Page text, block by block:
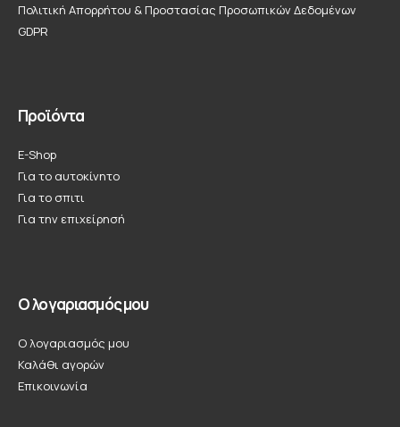
Πολιτική Απορρήτου & Προστασίας Προσωπικών Δεδομένων
GDPR
Προϊόντα
E-Shop
Για το αυτοκίνητο
Για το σπιτι
Για την επιχείρησή
Ο λογαριασμός μου
Ο λογαριασμός μου
Καλάθι αγορών
Επικοινωνία